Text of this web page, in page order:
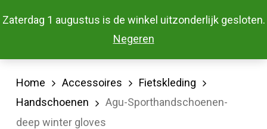
Zaterdag 1 augustus is de winkel uitzonderlijk gesloten.
Negeren
to
Menu
Home Accessoires
Fietskleding
Handschoenen
Agu-Sporthandschoenen-
deep winter gloves
Menu